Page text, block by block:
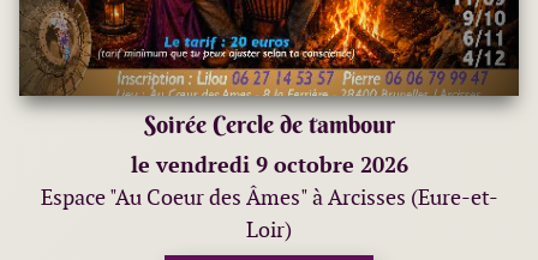
Soirée Cercle de tambour
le vendredi 9 octobre 2026
Espace "Au Coeur des Âmes" à Arcisses (Eure-et-
Loir)